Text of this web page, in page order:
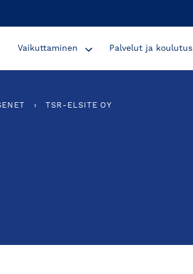
Vaikuttaminen Palvelut ja koulutus
› TSR-ELSITE OY